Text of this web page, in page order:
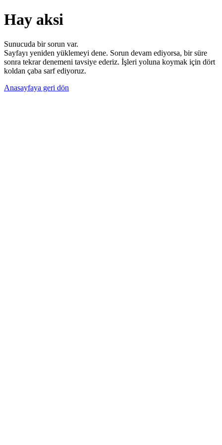
Hay aksi
Sunucuda bir sorun var.
Sayfayı yeniden yüklemeyi dene. Sorun devam ediyorsa, bir süre
sonra tekrar denemeni tavsiye ederiz. İşleri yoluna koymak için dört
koldan çaba sarf ediyoruz.
Anasayfaya geri dön